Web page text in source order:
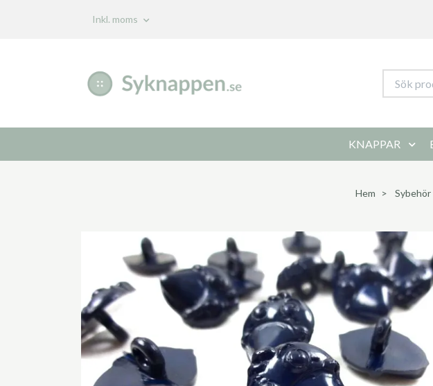
Inkl. moms
KNAPPAR
Hem Sybehör